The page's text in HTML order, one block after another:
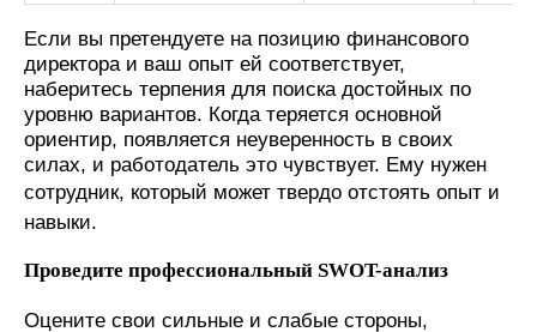
Если вы претендуете на позицию финансового
директора и ваш опыт ей соответствует,
наберитесь терпения для поиска достойных по
уровню вариантов. Когда теряется основной
ориентир, появляется неуверенность в своих
силах, и работодатель это чувствует. Ему нужен
сотрудник, который может твердо отстоять опыт и
навыки.
Проведите профессиональный SWOT-анализ
Оцените свои сильные и слабые стороны,